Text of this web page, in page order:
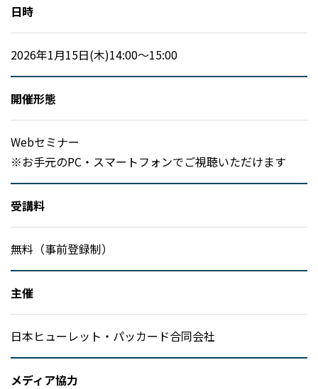
日時
2026年1月15日(木)14:00～15:00
開催形態
Webセミナー
※お手元のPC・スマートフォンでご視聴いただけます
受講料
無料（事前登録制）
主催
日本ヒューレット・パッカード合同会社
メディア協力